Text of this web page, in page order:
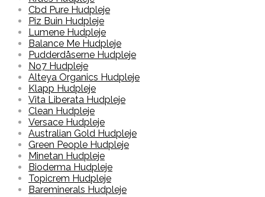
Cbd Pure Hudpleje
Piz Buin Hudpleje
Lumene Hudpleje
Balance Me Hudpleje
Pudderdåserne Hudpleje
No7 Hudpleje
Alteya Organics Hudpleje
Klapp Hudpleje
Vita Liberata Hudpleje
Clean Hudpleje
Versace Hudpleje
Australian Gold Hudpleje
Green People Hudpleje
Minetan Hudpleje
Bioderma Hudpleje
Topicrem Hudpleje
Bareminerals Hudpleje